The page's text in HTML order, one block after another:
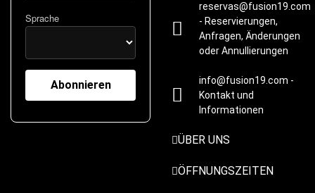
Sprache
reservas@fusion19.com
- Reservierungen,
Anfragen, Änderungen
oder Annullierungen
info@fusion19.com -
Kontakt und
Informationen
ÜBER UNS
ÖFFNUNGSZEITEN